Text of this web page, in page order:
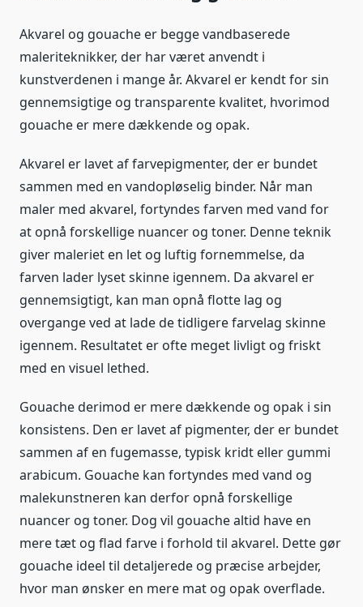
Akvarel og gouache er begge vandbaserede
maleriteknikker, der har været anvendt i
kunstverdenen i mange år. Akvarel er kendt for sin
gennemsigtige og transparente kvalitet, hvorimod
gouache er mere dækkende og opak.
Akvarel er lavet af farvepigmenter, der er bundet
sammen med en vandopløselig binder. Når man
maler med akvarel, fortyndes farven med vand for
at opnå forskellige nuancer og toner. Denne teknik
giver maleriet en let og luftig fornemmelse, da
farven lader lyset skinne igennem. Da akvarel er
gennemsigtigt, kan man opnå flotte lag og
overgange ved at lade de tidligere farvelag skinne
igennem. Resultatet er ofte meget livligt og friskt
med en visuel lethed.
Gouache derimod er mere dækkende og opak i sin
konsistens. Den er lavet af pigmenter, der er bundet
sammen af en fugemasse, typisk kridt eller gummi
arabicum. Gouache kan fortyndes med vand og
malekunstneren kan derfor opnå forskellige
nuancer og toner. Dog vil gouache altid have en
mere tæt og flad farve i forhold til akvarel. Dette gør
gouache ideel til detaljerede og præcise arbejder,
hvor man ønsker en mere mat og opak overflade.